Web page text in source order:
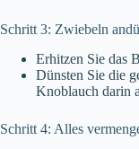
Schritt 3: Zwiebeln
Erhitzen Sie das
Dünsten Sie die
Knoblauch darin
Schritt 4: Alles